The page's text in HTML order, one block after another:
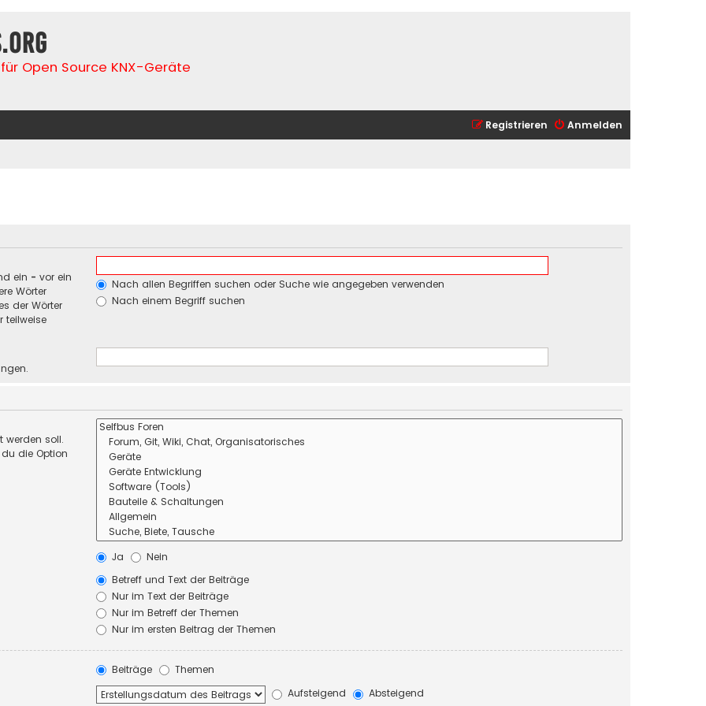
Open Source KNX-Geräte
Anmelden
Registrieren
ein - vor ein
Wörter
der Wörter
teilweise
Nach allen Begriffen suchen oder Suche wie angegeben verwenden
Nach einem Begriff suchen
werden soll.
die Option
Ja
Nein
Betreff und Text der Beiträge
Nur im Text der Beiträge
Nur im Betreff der Themen
Nur im ersten Beitrag der Themen
Beiträge
Themen
Aufsteigend
Absteigend